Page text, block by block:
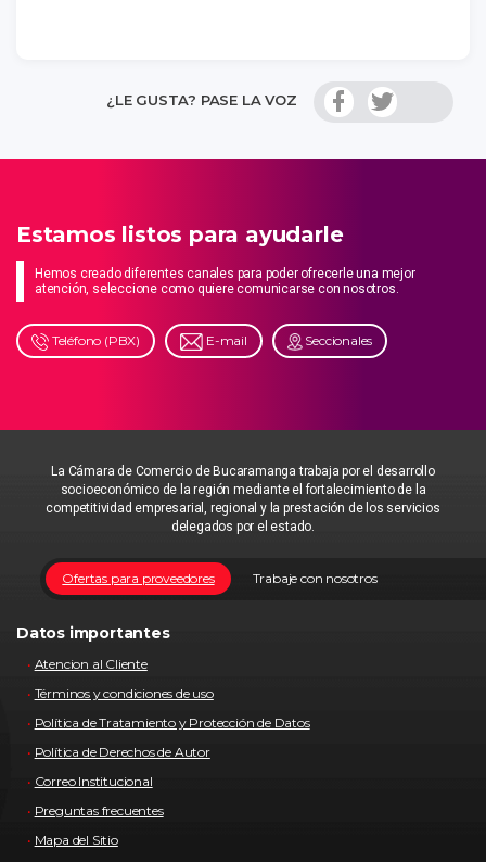
¿LE GUSTA? PASE LA VOZ
Estamos listos para ayudarle
Hemos creado diferentes canales para poder ofrecerle una mejor
atención, seleccione como quiere comunicarse con nosotros.
Teléfono (PBX) E-mail Seccionales
La Cámara de Comercio de Bucaramanga trabaja por el desarrollo
socioeconómico de la región mediante el fortalecimiento de la
competitividad empresarial, regional y la prestación de los servicios
delegados por el estado.
Trabaje con nosotros
Ofertas para proveedores
Datos importantes
Atencion al Cliente
Términos y condiciones de uso
Política de Tratamiento y Protección de Datos
Política de Derechos de Autor
Correo Institucional
Preguntas frecuentes
Mapa del Sitio